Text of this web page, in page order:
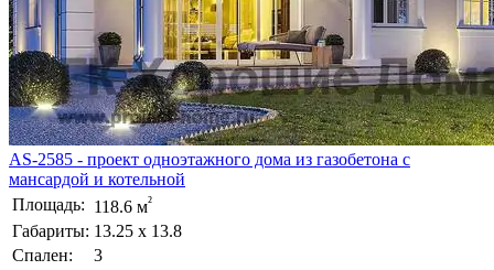
AS-2585 - проект одноэтажного дома из газобетона с
мансардой и котельной
Площадь: 118.6 м²
Габариты: 13.25 х 13.8
Спален:
3